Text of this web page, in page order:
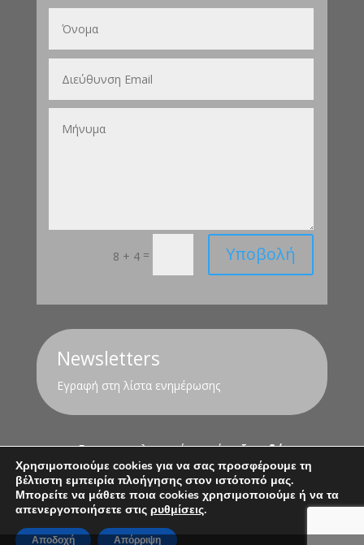
8 + 4 = Υποβολή
Newsletters
Εγραφή στη λίστα ενημέρωσης
Για τον υπολογισμό της σύνταξηςεδώ
Όροι Χρήσης Πολιτική Απορρήτου
Χρησιμοποιούμε cookies για να σας προσφέρουμε τη
βέλτιστη εμπειρία πλοήγησης στον ιστότοπό μας.
Μπορείτε να μάθετε ποια cookies χρησιμοποιούμε ή να τα
απενεργοποιήσετε στις ρυθμίσεις.
Αποδοχή Απόρριψη